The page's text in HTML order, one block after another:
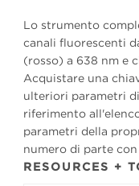
Lo strumento
canali fluorescenti
(rosso) a 638 nm e
Acquistare una
ulteriori parametri
riferimento
parametri della
numero di parte
RESOURCES +